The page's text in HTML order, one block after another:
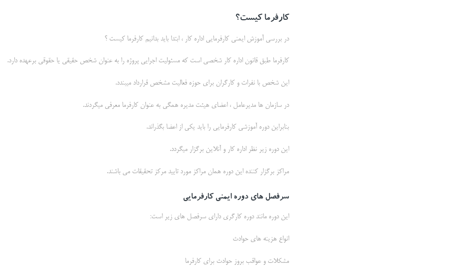
کارفرما کیست؟
در بررسی آموزش ایمنی کارفرمایی اداره کار ، ابتدا باید بدانیم کارفرما کیست ؟
کارفرما طبق قانون اداره کار شخصی است که مسئولیت اجرایی پروژه را به عنوان شخص حقیقی یا حقوقی برعهده دارد.
این شخص با نفرات و کارگران برای حوزه فعالیت مشخص قرارداد میبندد.
در سازمان ها مدیرعامل ، اعضای هیئت مدیره همگی به عنوان کارفرما معرفی میگردند.
بنابراین دوره آموزشی کارفرمایی را باید یکی از اعضا بگذراند.
این دوره زیر نظر اداره کار و آنلاین برگزار میگردد.
مراکز برگزار کننده این دوره همان مراکز مورد تایید مرکز تحقیقات می باشند.
سرفصل های دوره ایمنی کارفرمایی
این دوره مانند دوره کارگری دارای سرفصل های زیر است:
انواع هزینه های حوادث
مشکلات و عواقب بروز حوادث برای کارفرما